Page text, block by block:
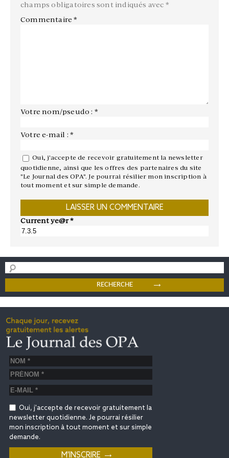
champs obligatoires sont indiqués avec *
Commentaire*
Votre nom/pseudo : *
Votre e-mail : *
Oui, j'accepte de recevoir gratuitement la newsletter
quotidienne, ainsi que les offres des partenaires du site
"Le Journal des OPA". Je pourrai résilier mon inscription à
tout moment et sur simple demande.
Current ye@r*
Oui, j'accepte de recevoir gratuitement la
newsletter quotidienne. Je pourrai résilier
mon inscription à tout moment et sur simple
demande.